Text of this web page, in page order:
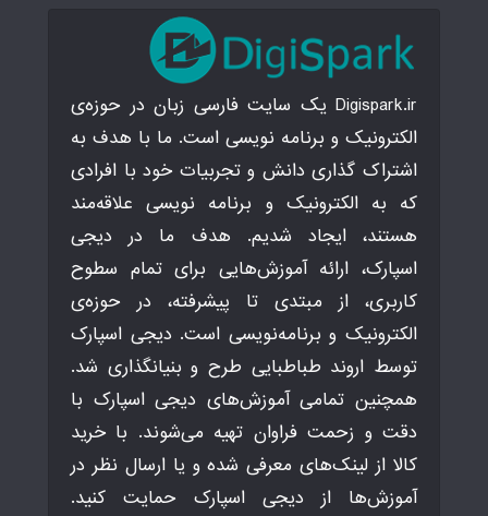
Digispark.ir یک سایت فارسی زبان در حوزه‌ی
الکترونیک و برنامه نویسی است. ما با هدف به
اشتراک گذاری دانش و تجربیات خود با افرادی
که به الکترونیک و برنامه نویسی علاقه‌مند
هستند، ایجاد شدیم. هدف ما در دیجی
اسپارک، ارائه آموزش‌هایی برای تمام سطوح
کاربری، از مبتدی تا پیشرفته، در حوزه‌ی
الکترونیک و برنامه‌نویسی است. دیجی اسپارک
توسط اروند طباطبایی طرح و بنیانگذاری شد.
همچنین تمامی آموزش‌های دیجی اسپارک با
دقت و زحمت فراوان تهیه می‌شوند. با خرید
کالا از لینک‌های معرفی شده و یا ارسال نظر در
آموزش‌ها از دیجی اسپارک حمایت کنید.